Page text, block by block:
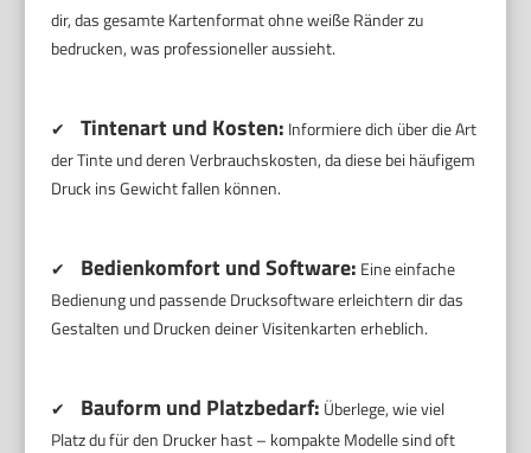
dir, das gesamte Kartenformat ohne weiße Ränder zu
bedrucken, was professioneller aussieht.
✔ Tintenart und Kosten: Informiere dich über die Art
der Tinte und deren Verbrauchskosten, da diese bei häufigem
Druck ins Gewicht fallen können.
✔ Bedienkomfort und Software: Eine einfache
Bedienung und passende Drucksoftware erleichtern dir das
Gestalten und Drucken deiner Visitenkarten erheblich.
✔ Bauform und Platzbedarf: Überlege, wie viel
Platz du für den Drucker hast – kompakte Modelle sind oft